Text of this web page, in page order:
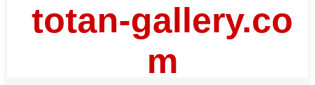
totan-gallery.co
m